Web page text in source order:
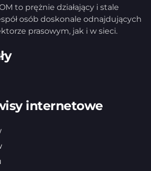
to prężnie działający i stale
osób doskonale odnajdujących
prasowym, jak i w sieci.
internetowe